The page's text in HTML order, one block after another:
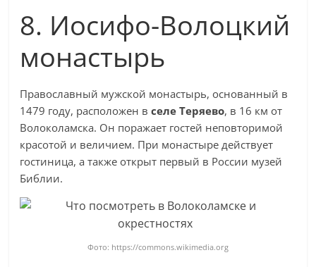
8. Иосифо-Волоцкий
монастырь
Православный мужской монастырь, основанный в
1479 году, расположен вселе Теряево, в 16 км от
Волоколамска. Он поражает гостей неповторимой
красотой и величием. При монастыре действует
гостиница, а также открыт первый в России музей
Библии.
Фото: https://commons.wikimedia.org